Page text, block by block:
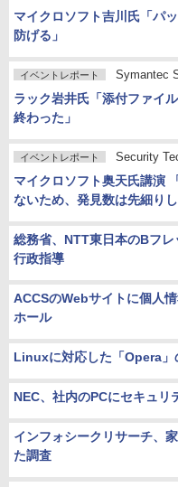
マイクロソフト吉川氏「パ
防げる」
イベントレポート Symantec
ラック岩井氏「添付ファイ
終わった」
イベントレポート Security
マイクロソフト奥天氏講演
ないため、発見数は先細りし
総務省、NTT東日本のBフ
行政指導
ACCSのWebサイトに個人
ホール
Linuxに対応した「Opera」
NEC、社内のPCにセキュリ
インフォシークリサーチ、
た調査